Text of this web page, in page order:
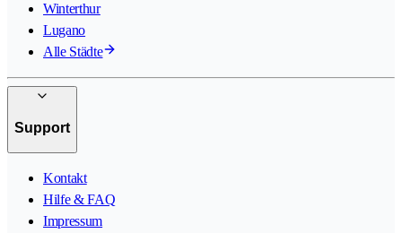
Winterthur
Lugano
Alle Städte
Support
Kontakt
Hilfe & FAQ
Impressum